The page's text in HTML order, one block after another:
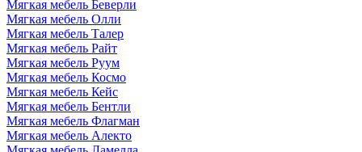
Мягкая мебель Беверли
Мягкая мебель Олли
Мягкая мебель Талер
Мягкая мебель Райт
Мягкая мебель Руум
Мягкая мебель Космо
Мягкая мебель Кейс
Мягкая мебель Бентли
Мягкая мебель Флагман
Мягкая мебель Алекто